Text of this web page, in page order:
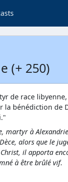
(+ 250)
de race
la bénédiction de
martyr à
alors que le
il apporta
à être brûlé vif.